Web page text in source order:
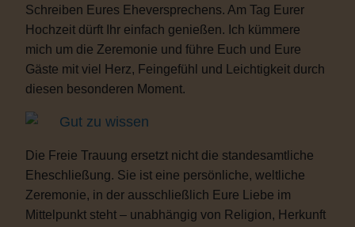
Schreiben Eures Eheversprechens. Am Tag Eurer
Hochzeit dürft Ihr einfach genießen. Ich kümmere
mich um die Zeremonie und führe Euch und Eure
Gäste mit viel Herz, Feingefühl und Leichtigkeit durch
diesen besonderen Moment.
Gut zu wissen
Die Freie Trauung ersetzt nicht die standesamtliche
Eheschließung. Sie ist eine persönliche, weltliche
Zeremonie, in der ausschließlich Eure Liebe im
Mittelpunkt steht – unabhängig von Religion, Herkunft